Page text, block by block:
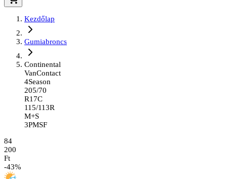
Kezdőlap
Gumiabroncs
Continental
VanContact
4Season
205/70
R17C
115/113R
M+S
3PMSF
84
200
Ft
-43%